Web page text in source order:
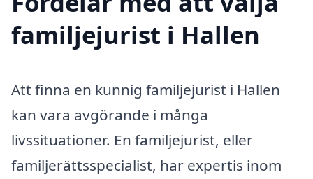
familjejurist i Hallen
Att finna en kunnig familjejurist i Hallen
kan vara avgörande i många
livssituationer. En familjejurist, eller
familjerättsspecialist, har expertis inom